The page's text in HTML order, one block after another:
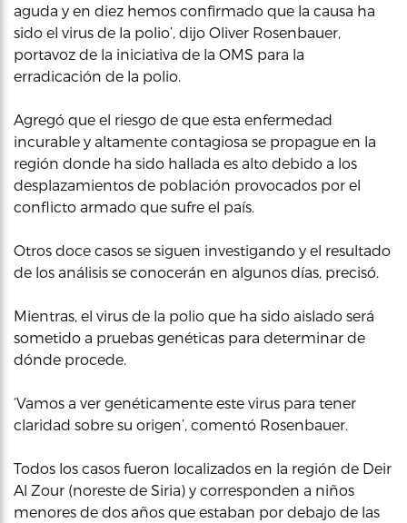
aguda y en diez hemos confirmado que la causa ha
sido el virus de la polio’, dijo Oliver Rosenbauer,
portavoz de la iniciativa de la OMS para la
erradicación de la polio.
Agregó que el riesgo de que esta enfermedad
incurable y altamente contagiosa se propague en la
región donde ha sido hallada es alto debido a los
desplazamientos de población provocados por el
conflicto armado que sufre el país.
Otros doce casos se siguen investigando y el resultado
de los análisis se conocerán en algunos días, precisó.
Mientras, el virus de la polio que ha sido aislado será
sometido a pruebas genéticas para determinar de
dónde procede.
‘Vamos a ver genéticamente este virus para tener
claridad sobre su origen’, comentó Rosenbauer.
Todos los casos fueron localizados en la región de Deir
Al Zour (noreste de Siria) y corresponden a niños
menores de dos años que estaban por debajo de las